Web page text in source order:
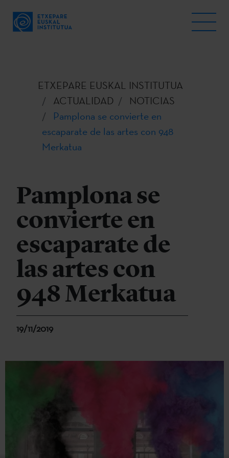
ETXEPARE EUSKAL INSTITUTUA
ACTUALIDAD
NOTICIAS
Pamplona se convierte en
escaparate de las artes con 948
Merkatua
Pamplona se
convierte en
escaparate de
las artes con
948 Merkatua
19/11/2019